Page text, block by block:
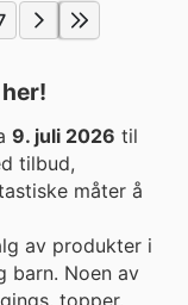
9. juli 2026 til
tilbud,
måter å
av produkter i
barn. Noen av